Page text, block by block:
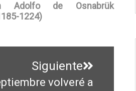
Adolfo de Osnabrük
1224)
Siguiente
volveré a